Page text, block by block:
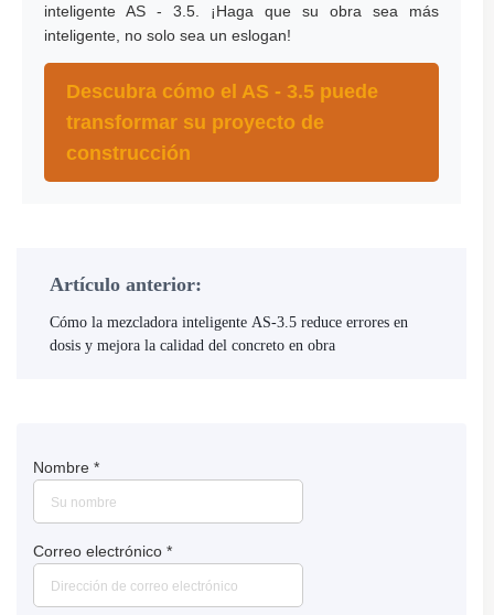
inteligente AS - 3.5. ¡Haga que su obra sea más
inteligente, no solo sea un eslogan!
Descubra cómo el AS - 3.5 puede
transformar su proyecto de
construcción
Artículo anterior:
Cómo la mezcladora inteligente AS-3.5 reduce errores en
dosis y mejora la calidad del concreto en obra
Nombre *
Correo electrónico *